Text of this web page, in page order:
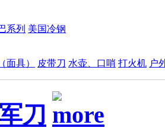
系列 美国冷钢
面具） 皮带刀 水壶、口哨 打火机 户
刀